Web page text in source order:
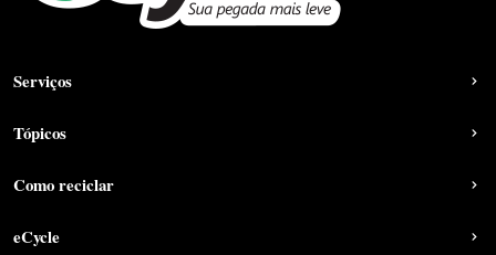
Serviços
Tópicos
Como reciclar
eCycle